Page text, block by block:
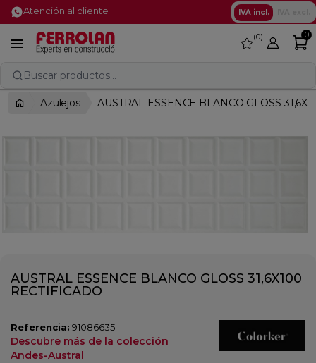
Atención al cliente IVA incl.
 favorite
0 0
Buscar productos...
Azulejos AUSTRAL ESSENCE BLANCO GLOSS
AUSTRAL ESSENCE BLANCO GLOSS 31,6X100
RECTIFICADO
Referencia: 91086635
Descubre más de la colección
Andes-Austral